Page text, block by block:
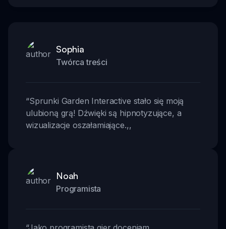
Sophia
Twórca treści
“Sprunki Garden Interactive stało się moją
ulubioną grą! Dźwięki są hipnotyzujące, a
wizualizacje oszałamiające.,,
Noah
Programista